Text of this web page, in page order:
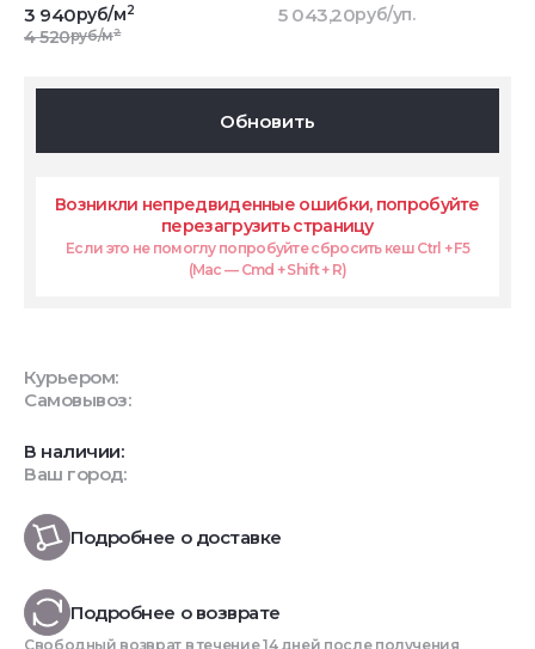
3 940руб/м2
4 520руб/м2
5 043,20руб/уп.
Обновить
Возникли непредвиденные ошибки, попробуйте
перезагрузить страницу
Если это не помоглу попробуйте сбросить кеш Ctrl + F5
(Mac — Cmd + Shift + R)
Курьером:
Самовывоз:
В наличии:
Ваш город:
Подробнее о доставке
Подробнее о возврате
Свободный возврат в течение 14 дней после получения